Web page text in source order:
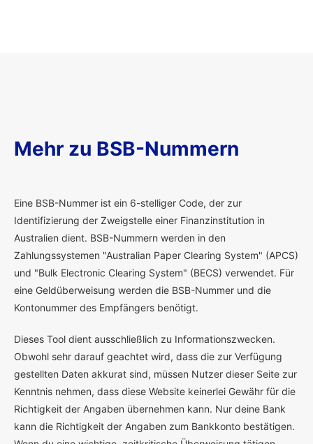
Mehr zu BSB-Nummern
Eine BSB-Nummer ist ein 6-stelliger Code, der zur
Identifizierung der Zweigstelle einer Finanzinstitution in
Australien dient. BSB-Nummern werden in den
Zahlungssystemen "Australian Paper Clearing System" (APCS)
und "Bulk Electronic Clearing System" (BECS) verwendet. Für
eine Geldüberweisung werden die BSB-Nummer und die
Kontonummer des Empfängers benötigt.
Dieses Tool dient ausschließlich zu Informationszwecken.
Obwohl sehr darauf geachtet wird, dass die zur Verfügung
gestellten Daten akkurat sind, müssen Nutzer dieser Seite zur
Kenntnis nehmen, dass diese Website keinerlei Gewähr für die
Richtigkeit der Angaben übernehmen kann. Nur deine Bank
kann die Richtigkeit der Angaben zum Bankkonto bestätigen.